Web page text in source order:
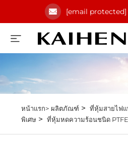
[email protected]
หน้าแรก> ผลิตภัณฑ์> ที่หุ้มสายไฟแ
พิเศษ > ที่หุ้มหดความร้อนชนิด